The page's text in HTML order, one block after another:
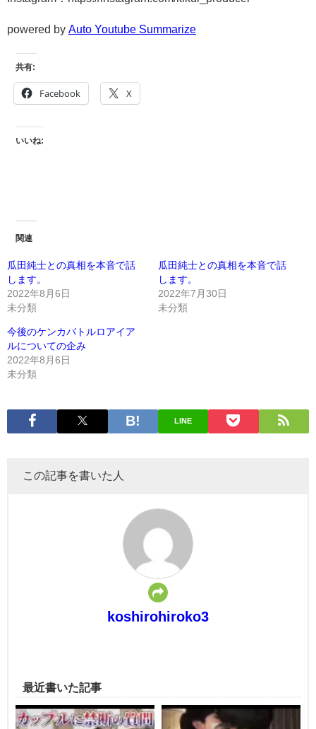
powered by Auto Youtube Summarize
共有:
Facebook X
いいね:
関連
瓜田純士との真相を本音で話
します。
2022年8月6日
未分類
瓜田純士との真相を本音で話
します。
2022年7月30日
未分類
今後のケンカバトルロアイア
ルについての企み
2022年8月6日
未分類
LINE
この記事を書いた人
koshirohiroko3
最近書いた記事